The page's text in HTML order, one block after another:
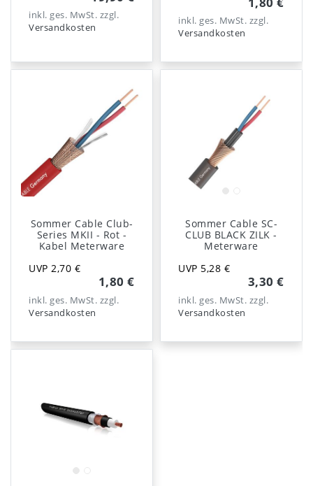
inkl. ges. MwSt. zzgl.
Versandkosten
inkl. ges. MwSt. zzgl.
Versandkosten
Sommer Cable Club-
Series MKII - Rot -
Kabel Meterware
UVP 2,70 €
1,80 €
inkl. ges. MwSt. zzgl.
Versandkosten
Sommer Cable SC-
CLUB BLACK ZILK -
Meterware
UVP 5,28 €
3,30 €
inkl. ges. MwSt. zzgl.
Versandkosten